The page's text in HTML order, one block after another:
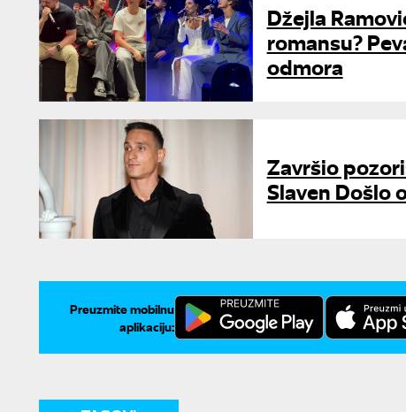
Džejla
romansu?
odmora
Završio
Slaven Došlo
Preuzmite mobilnu
aplikaciju: